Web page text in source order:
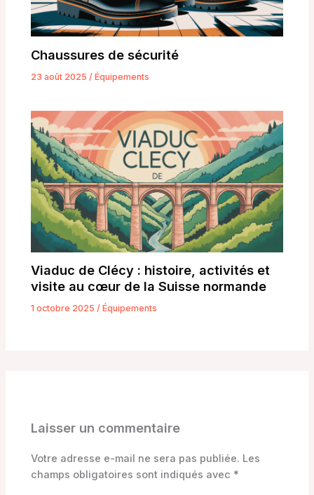
Chaussures de sécurité
23 août 2025 /Équipements
Viaduc de Clécy : histoire, activités et
visite au cœur de la Suisse normande
1 octobre 2025/Équipements
Laisser un commentaire
Votre adresse e-mail ne sera pas publiée. Les
champs obligatoires sont indiqués avec *